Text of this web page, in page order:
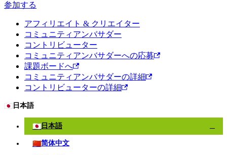
参加する
アフィリエイト & クリエイター
コミュニティアンバサダー
コントリビューター
コミュニティアンバサダーへの応募
課題ボードへ
コミュニティアンバサダーの詳細
コントリビューターの詳細
🇯🇵 日本語
🇯🇵 日本語
🇨🇳简体中文